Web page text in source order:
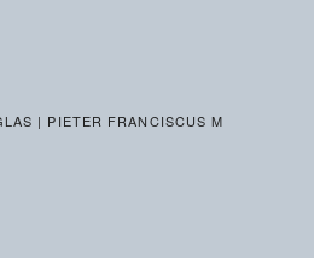
| PIETER FRANCISCUS M